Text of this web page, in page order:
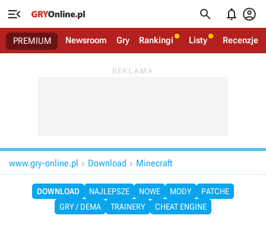
   
PREMIUM Newsroom Gry Rankingi Listy Recenzje
www.gry-online.pl  Download  Minecraft
DOWNLOAD NAJLEPSZE NOWE MODY
PATCHE
GRY / DEMA
TRAINERY CHEAT ENGINE